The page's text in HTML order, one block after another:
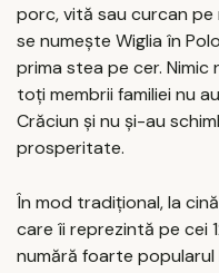
porc, vită sau curcan pe
se numește Wiglia în
prima stea pe cer.
toți membrii familiei nu
Crăciun și nu și-au
prosperitate.
În mod tradițional, la
care îi reprezintă pe cei
numără foarte